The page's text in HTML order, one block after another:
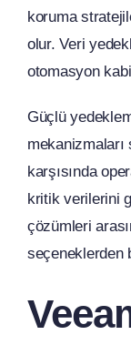
koruma
olur. Veri
otomasyon
Güçlü
karşısında
kritik verilerini
çözümleri
seçeneklerden